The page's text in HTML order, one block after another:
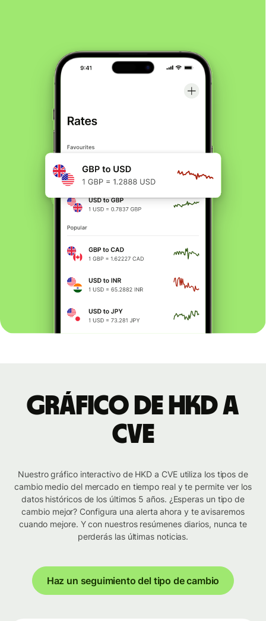
Gráfico de HKD a
CVE
Nuestro gráfico interactivo de HKD a CVE utiliza los tipos de
cambio medio del mercado en tiempo real y te permite ver los
datos históricos de los últimos 5 años. ¿Esperas un tipo de
cambio mejor? Configura una alerta ahora y te avisaremos
cuando mejore. Y con nuestros resúmenes diarios, nunca te
perderás las últimas noticias.
Haz un seguimiento del tipo de cambio